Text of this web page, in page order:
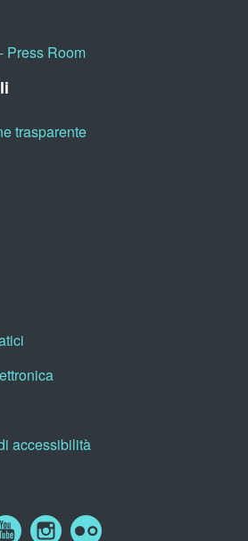
Press Room
trasparente
accessibilità